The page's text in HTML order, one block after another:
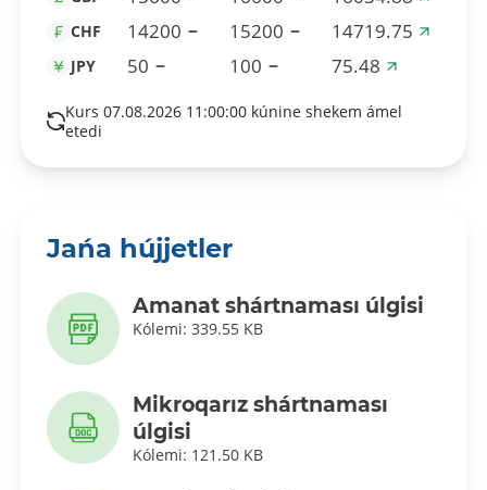
CHF 14200 15200 14719.75
JPY 50 100 75.48
Kurs 07.08.2026 11:00:00 kúnine shekem ámel
etedi
Jańa hújjetler
Amanat shártnaması úlgisi
Kólemi: 339.55 KB
Mikroqarız shártnaması
úlgisi
Kólemi: 121.50 KB